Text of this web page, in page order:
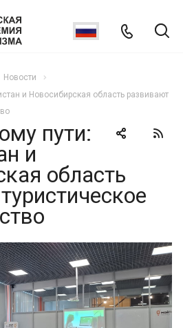
Новости
и Новосибирская область развивают
пути:
и
область